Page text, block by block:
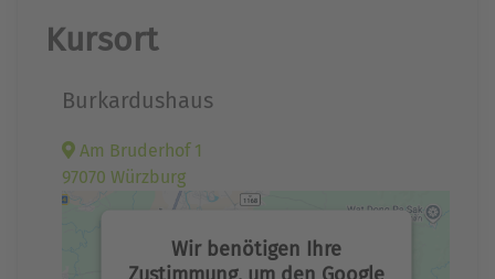
Kursort
Burkardushaus
Am Bruderhof 1
97070 Würzburg
Wir benötigen Ihre
Zustimmung, um den Google